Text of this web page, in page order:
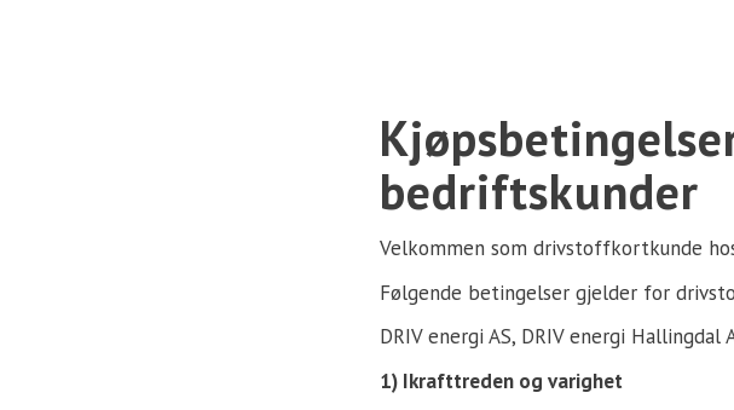
bedriftskunder
Velkommen som drivstoffkortkunde
Følgende betingelser gjelder for
DRIV energi AS, DRIV energi Hallingdal
1) Ikrafttreden og varighet